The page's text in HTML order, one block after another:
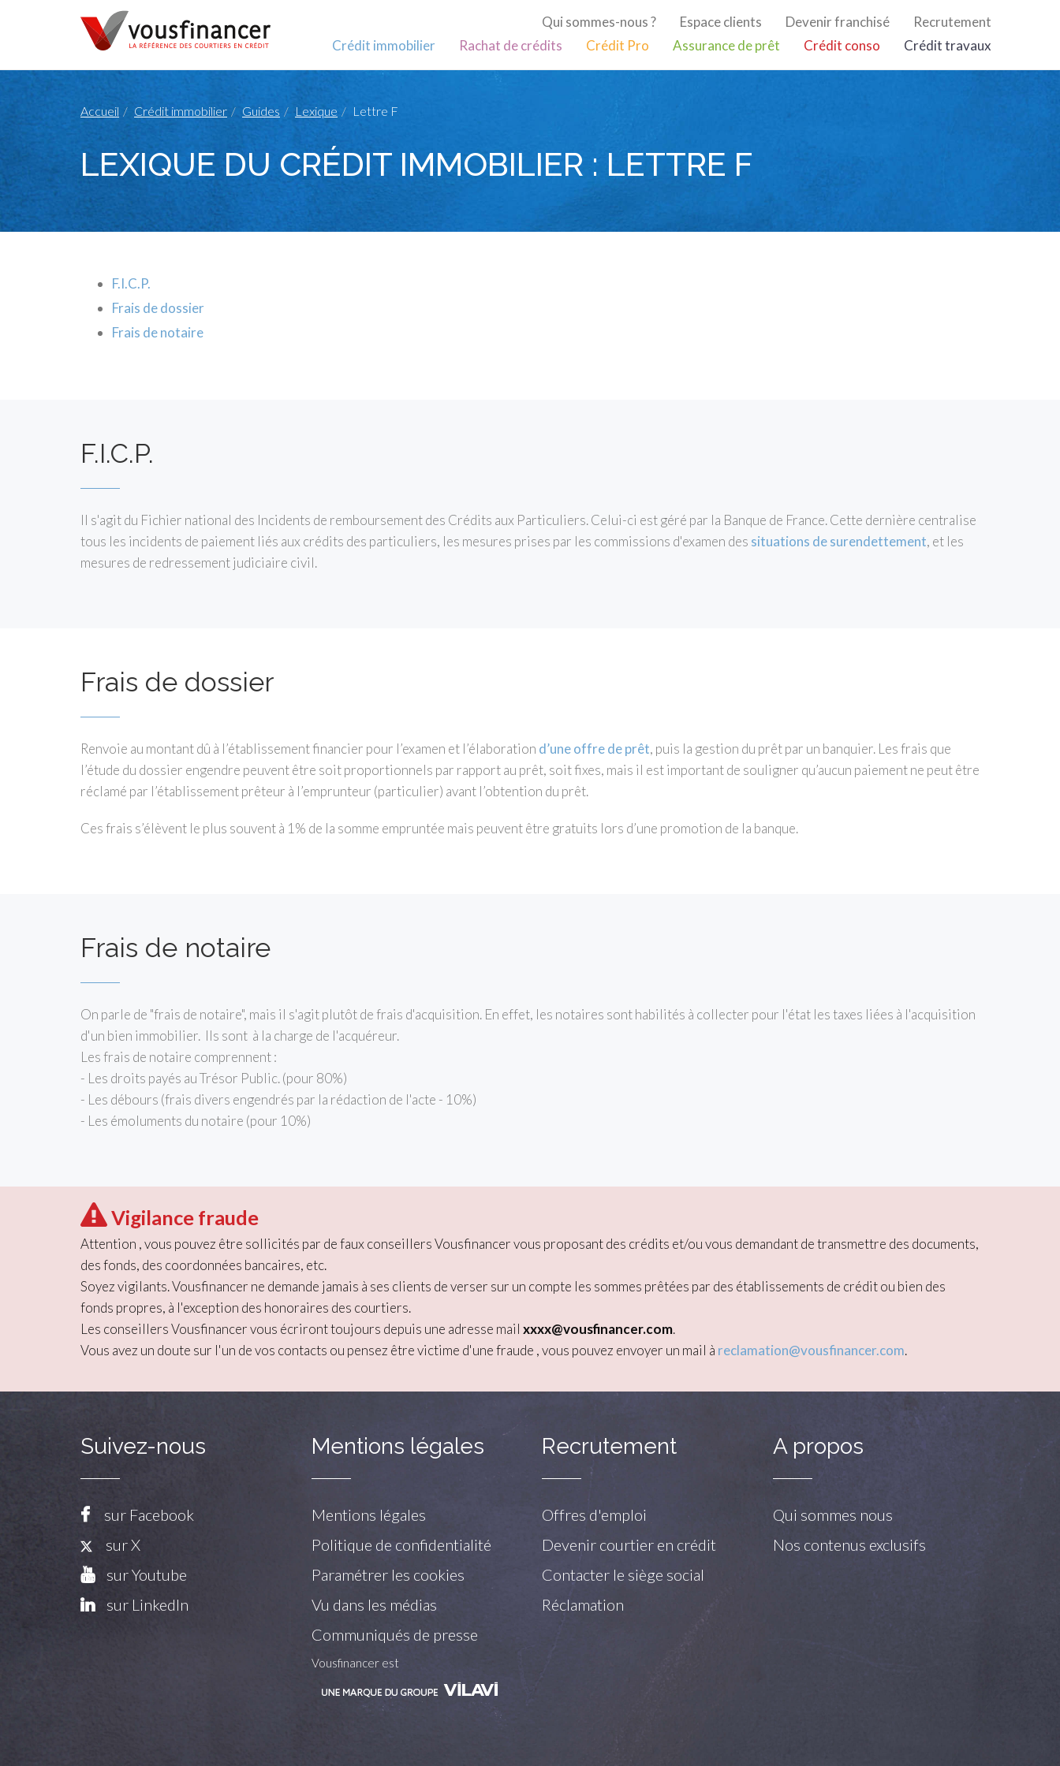
Recrutement
Devenir franchisé
Espace clients
Qui sommes-nous ?
Crédit immobilier
Rachat de crédits Crédit Pro Assurance de prêt Crédit conso Crédit travaux
Accueil Crédit immobilier Guides Lexique Lettre F
LEXIQUE DU CRÉDIT IMMOBILIER : LETTRE F
F.I.C.P.
Frais de dossier
Frais de notaire
F.I.C.P.
Il s'agit du Fichier national des Incidents de remboursement des Crédits aux Particuliers. Celui-ci est géré par la Banque de France. Cette dernière centralise
tous les incidents de paiement liés aux crédits des particuliers, les mesures prises par les commissions d'examen des situations de surendettement, et les
mesures de redressement judiciaire civil.
Frais de dossier
Renvoie au montant dû à l’établissement financier pour l’examen et l’élaboration d’une offre de prêt, puis la gestion du prêt par un banquier. Les frais que
l’étude du dossier engendre peuvent être soit proportionnels par rapport au prêt, soit fixes, mais il est important de souligner qu’aucun paiement ne peut être
réclamé par l’établissement prêteur à l’emprunteur (particulier) avant l’obtention du prêt.
Ces frais s’élèvent le plus souvent à 1% de la somme empruntée mais peuvent être gratuits lors d’une promotion de la banque.
Frais de notaire
On parle de "frais de notaire", mais il s'agit plutôt de frais d'acquisition. En effet, les notaires sont habilités à collecter pour l'état les taxes liées à l'acquisition
d'un bien immobilier. Ils sont à la charge de l'acquéreur.
Les frais de notaire comprennent :
- Les droits payés au Trésor Public. (pour 80%)
- Les débours (frais divers engendrés par la rédaction de l'acte - 10%)
- Les émoluments du notaire (pour 10%)
Vigilance fraude
Attention , vous pouvez être sollicités par de faux conseillers Vousfinancer vous proposant des crédits et/ou vous demandant de transmettre des documents,
des fonds, des coordonnées bancaires, etc.
Soyez vigilants. Vousfinancer ne demande jamais à ses clients de verser sur un compte les sommes prêtées par des établissements de crédit ou bien des
fonds propres, à l'exception des honoraires des courtiers.
Les conseillers Vousfinancer vous écriront toujours depuis une adresse mail xxxx@vousfinancer.com.
Vous avez un doute sur l'un de vos contacts ou pensez être victime d'une fraude , vous pouvez envoyer un mail à reclamation@vousfinancer.com.
Suivez-nous
sur Facebook
sur X
sur Youtube
sur LinkedIn
Mentions légales
Mentions légales
Politique de confidentialité
Paramétrer les cookies
Vu dans les médias
Communiqués de presse
Vousfinancer est
Recrutement
Offres d'emploi
Devenir courtier en crédit
Contacter le siège social
Réclamation
A propos
Qui sommes nous
Nos contenus exclusifs